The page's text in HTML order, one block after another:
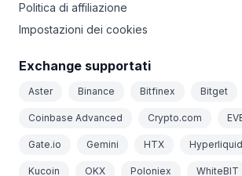
Politica di affiliazione
Impostazioni dei cookies
Exchange supportati
Aster Binance Bitfinex Bitget
Coinbase Advanced Crypto.com
Gate.io Gemini HTX Hyperliquid
Kucoin OKX Poloniex WhiteBIT